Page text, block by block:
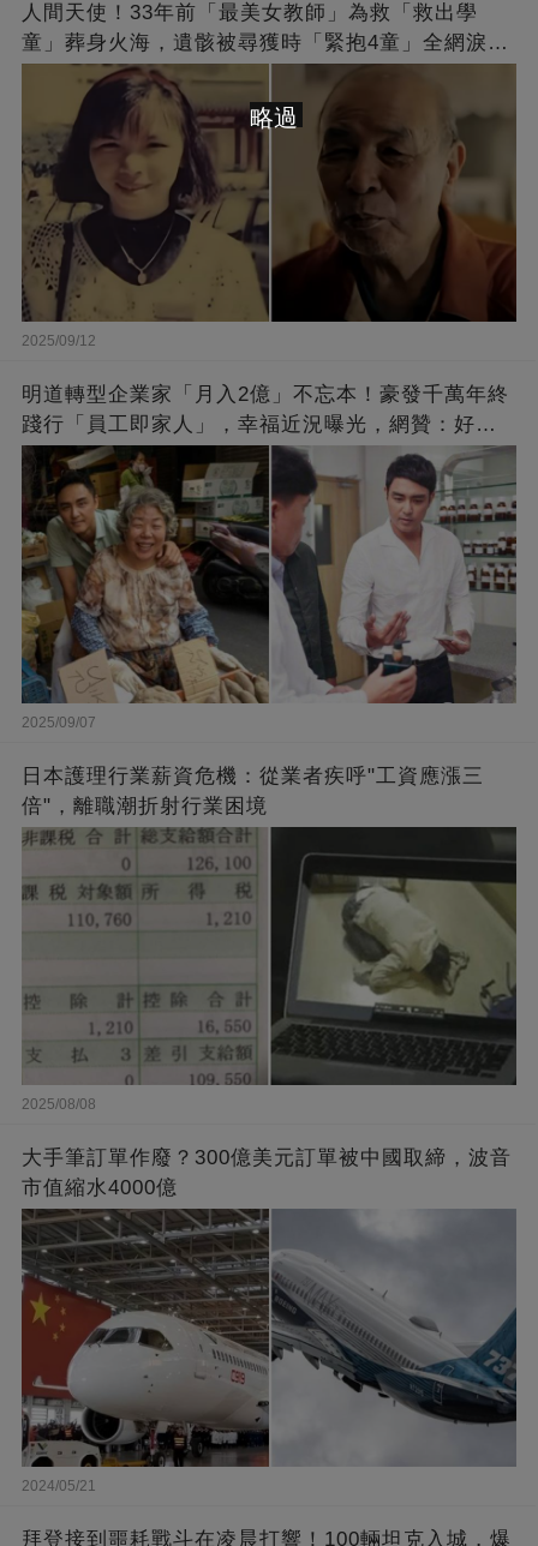
人間天使！33年前「最美女教師」為救「救出學
童」葬身火海，遺骸被尋獲時「緊抱4童」全網淚
崩：真正的英雄不該被遺忘
2025/09/12
明道轉型企業家「月入2億」不忘本！豪發千萬年終
踐行「員工即家人」，幸福近況曝光，網贊：好老
闆的福報
2025/09/07
日本護理行業薪資危機：從業者疾呼"工資應漲三
倍"，離職潮折射行業困境
2025/08/08
大手筆訂單作廢？300億美元訂單被中國取締，波音
市值縮水4000億
2024/05/21
拜登接到噩耗戰斗在凌晨打響！100輛坦克入城，爆
略過